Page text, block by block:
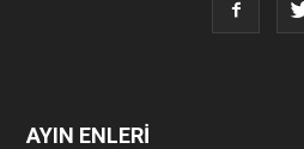
AYIN ENLERİ